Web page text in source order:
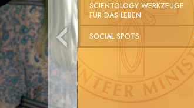
SCIENTOLOGY WERKZEUGE
FÜR DAS LEBEN
SOCIAL SPOTS